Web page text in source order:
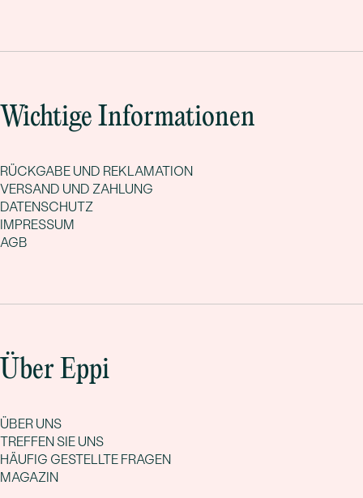
Wichtige Informationen
RÜCKGABE UND REKLAMATION
VERSAND UND ZAHLUNG
DATENSCHUTZ
IMPRESSUM
AGB
Über Eppi
ÜBER UNS
TREFFEN SIE UNS
HÄUFIG GESTELLTE FRAGEN
MAGAZIN